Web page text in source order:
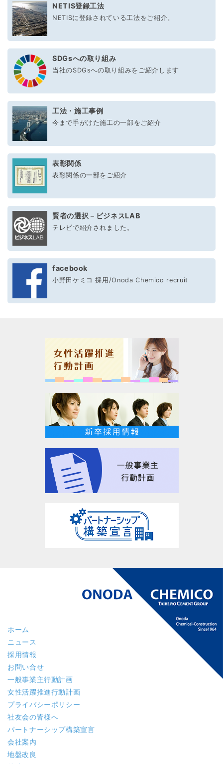
NETIS登録工法
NETISに登録されている工法をご紹介。
SDGsへの取り組み
当社のSDGsへの取り組みをご紹介します
工法・施工事例
今まで手がけた施工の一部をご紹介
表彰関係
表彰関係の一部をご紹介
賢者の選択－ビジネスLAB
テレビで紹介されました。
facebook
小野田ケミコ 採用/Onoda Chemico recruit
ホーム
ニュース
採用情報
お問い合せ
一般事業主行動計画
女性活躍推進行動計画
プライバシーポリシー
社友会の皆様へ
パートナーシップ構築宣言
会社案内
地盤改良